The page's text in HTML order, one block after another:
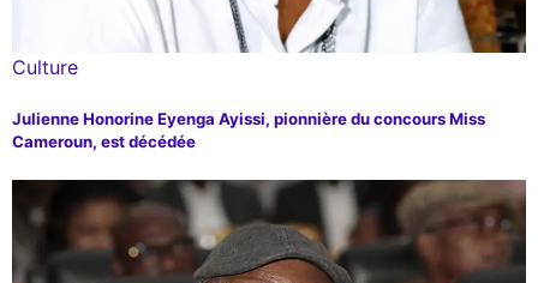
Culture
Julienne Honorine Eyenga Ayissi, pionnière du concours Miss
Cameroun, est décédée